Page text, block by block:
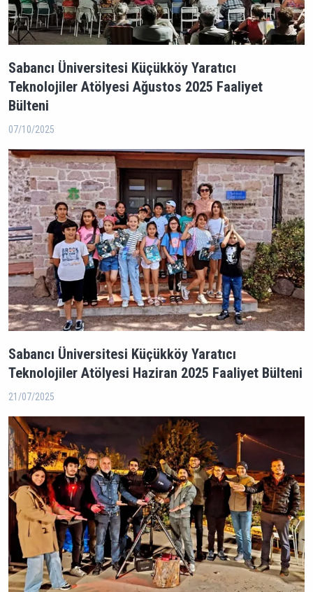
Sabancı Üniversitesi Küçükköy Yaratıcı
Teknolojiler Atölyesi Ağustos 2025 Faaliyet
Bülteni
07/10/2025
Sabancı Üniversitesi Küçükköy Yaratıcı
Teknolojiler Atölyesi Haziran 2025 Faaliyet Bülteni
21/07/2025